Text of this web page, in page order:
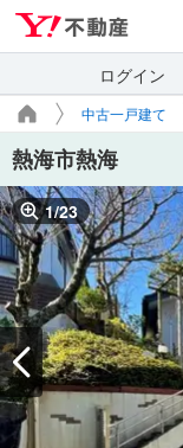
ログイン
中古一戸建て
熱海市熱海
1/23